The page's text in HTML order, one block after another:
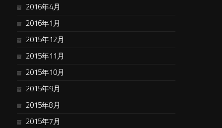
2016年4月
2016年1月
2015年12月
2015年11月
2015年10月
2015年9月
2015年8月
2015年7月